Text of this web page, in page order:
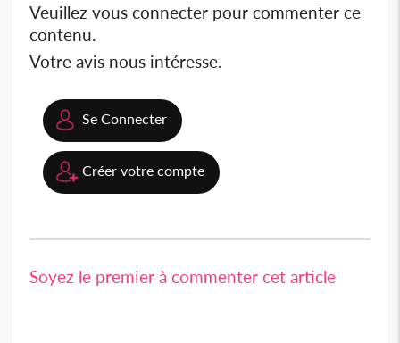
Veuillez vous connecter pour commenter ce
contenu.
Votre avis nous intéresse.
Se Connecter
Créer votre compte
Soyez le premier à commenter cet article